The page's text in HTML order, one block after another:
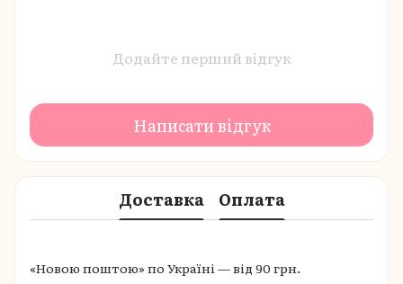
Додайте перший відгук
Написати відгук
Доставка Оплата
«Новою поштою» по Україні — від 90 грн.